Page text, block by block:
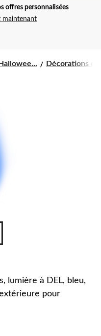
offres personnalisées
maintenant
Décorations
lumière à DEL, bleu,
pour